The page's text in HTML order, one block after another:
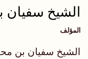
الشيخ
المؤلف
الشيخ سفيان بن